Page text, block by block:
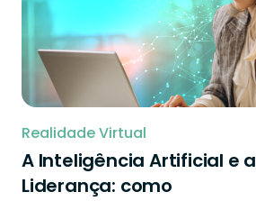
Realidade Virtual
A Inteligência Artificial e a
Liderança: como